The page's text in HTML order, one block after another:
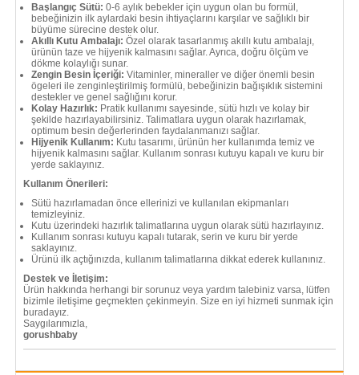
Başlangıç Sütü: 0-6 aylık bebekler için uygun olan bu formül,
bebeğinizin ilk aylardaki besin ihtiyaçlarını karşılar ve sağlıklı bir
büyüme sürecine destek olur.
Akıllı Kutu Ambalajı: Özel olarak tasarlanmış akıllı kutu ambalajı,
ürünün taze ve hijyenik kalmasını sağlar. Ayrıca, doğru ölçüm ve
dökme kolaylığı sunar.
Zengin Besin İçeriği: Vitaminler, mineraller ve diğer önemli besin
ögeleri ile zenginleştirilmiş formülü, bebeğinizin bağışıklık sistemini
destekler ve genel sağlığını korur.
Kolay Hazırlık: Pratik kullanımı sayesinde, sütü hızlı ve kolay bir
şekilde hazırlayabilirsiniz. Talimatlara uygun olarak hazırlamak,
optimum besin değerlerinden faydalanmanızı sağlar.
Hijyenik Kullanım: Kutu tasarımı, ürünün her kullanımda temiz ve
hijyenik kalmasını sağlar. Kullanım sonrası kutuyu kapalı ve kuru bir
yerde saklayınız.
Kullanım Önerileri:
Sütü hazırlamadan önce ellerinizi ve kullanılan ekipmanları
temizleyiniz.
Kutu üzerindeki hazırlık talimatlarına uygun olarak sütü hazırlayınız.
Kullanım sonrası kutuyu kapalı tutarak, serin ve kuru bir yerde
saklayınız.
Ürünü ilk açtığınızda, kullanım talimatlarına dikkat ederek kullanınız.
Destek ve İletişim:
Ürün hakkında herhangi bir sorunuz veya yardım talebiniz varsa, lütfen
bizimle iletişime geçmekten çekinmeyin. Size en iyi hizmeti sunmak için
buradayız.
Saygılarımızla,
gorushbaby